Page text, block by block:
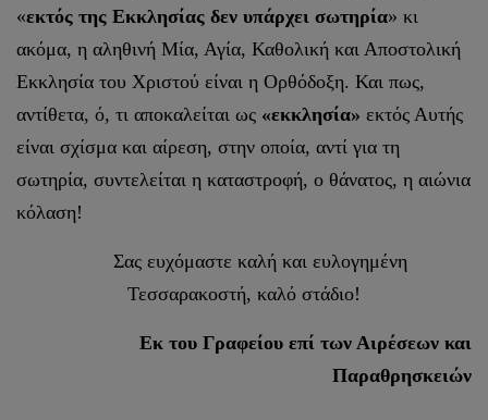
«εκτός της Εκκλησίας δεν υπάρχει σωτηρία» κι
ακόμα, η αληθινή Μία, Αγία, Καθολική και Αποστολική
Εκκλησία του Χριστού είναι η Ορθόδοξη. Και πως,
αντίθετα, ό, τι αποκαλείται ως «εκκλησία» εκτός Αυτής
είναι σχίσμα και αίρεση, στην οποία, αντί για τη
σωτηρία, συντελείται η καταστροφή, ο θάνατος, η αιώνια
κόλαση!
Σας ευχόμαστε καλή και ευλογημένη
Τεσσαρακοστή, καλό στάδιο!
Εκ του Γραφείου επί των Αιρέσεων και
Παραθρησκειών